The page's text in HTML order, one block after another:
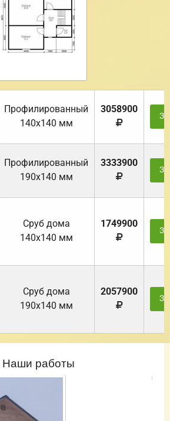
Профилированный
140х140 мм
3058900
Профилированный
190х140 мм
3333900
Cруб дома
140х140 мм
1749900
Cруб дома
190х140 мм
2057900
Наши работы